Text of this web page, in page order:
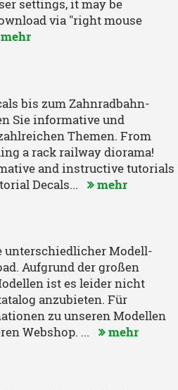
settings, it may be
via "right mouse
mehr
bis zum Zahnradbahn-
Sie informative und
Themen. From
a rack railway diorama!
and instructive tutorials
Decals...
mehr
unterschiedlicher Modell-
Aufgrund der großen
ist es leider nicht
anzubieten. Für
zu unseren Modellen
Webshop. ...
mehr